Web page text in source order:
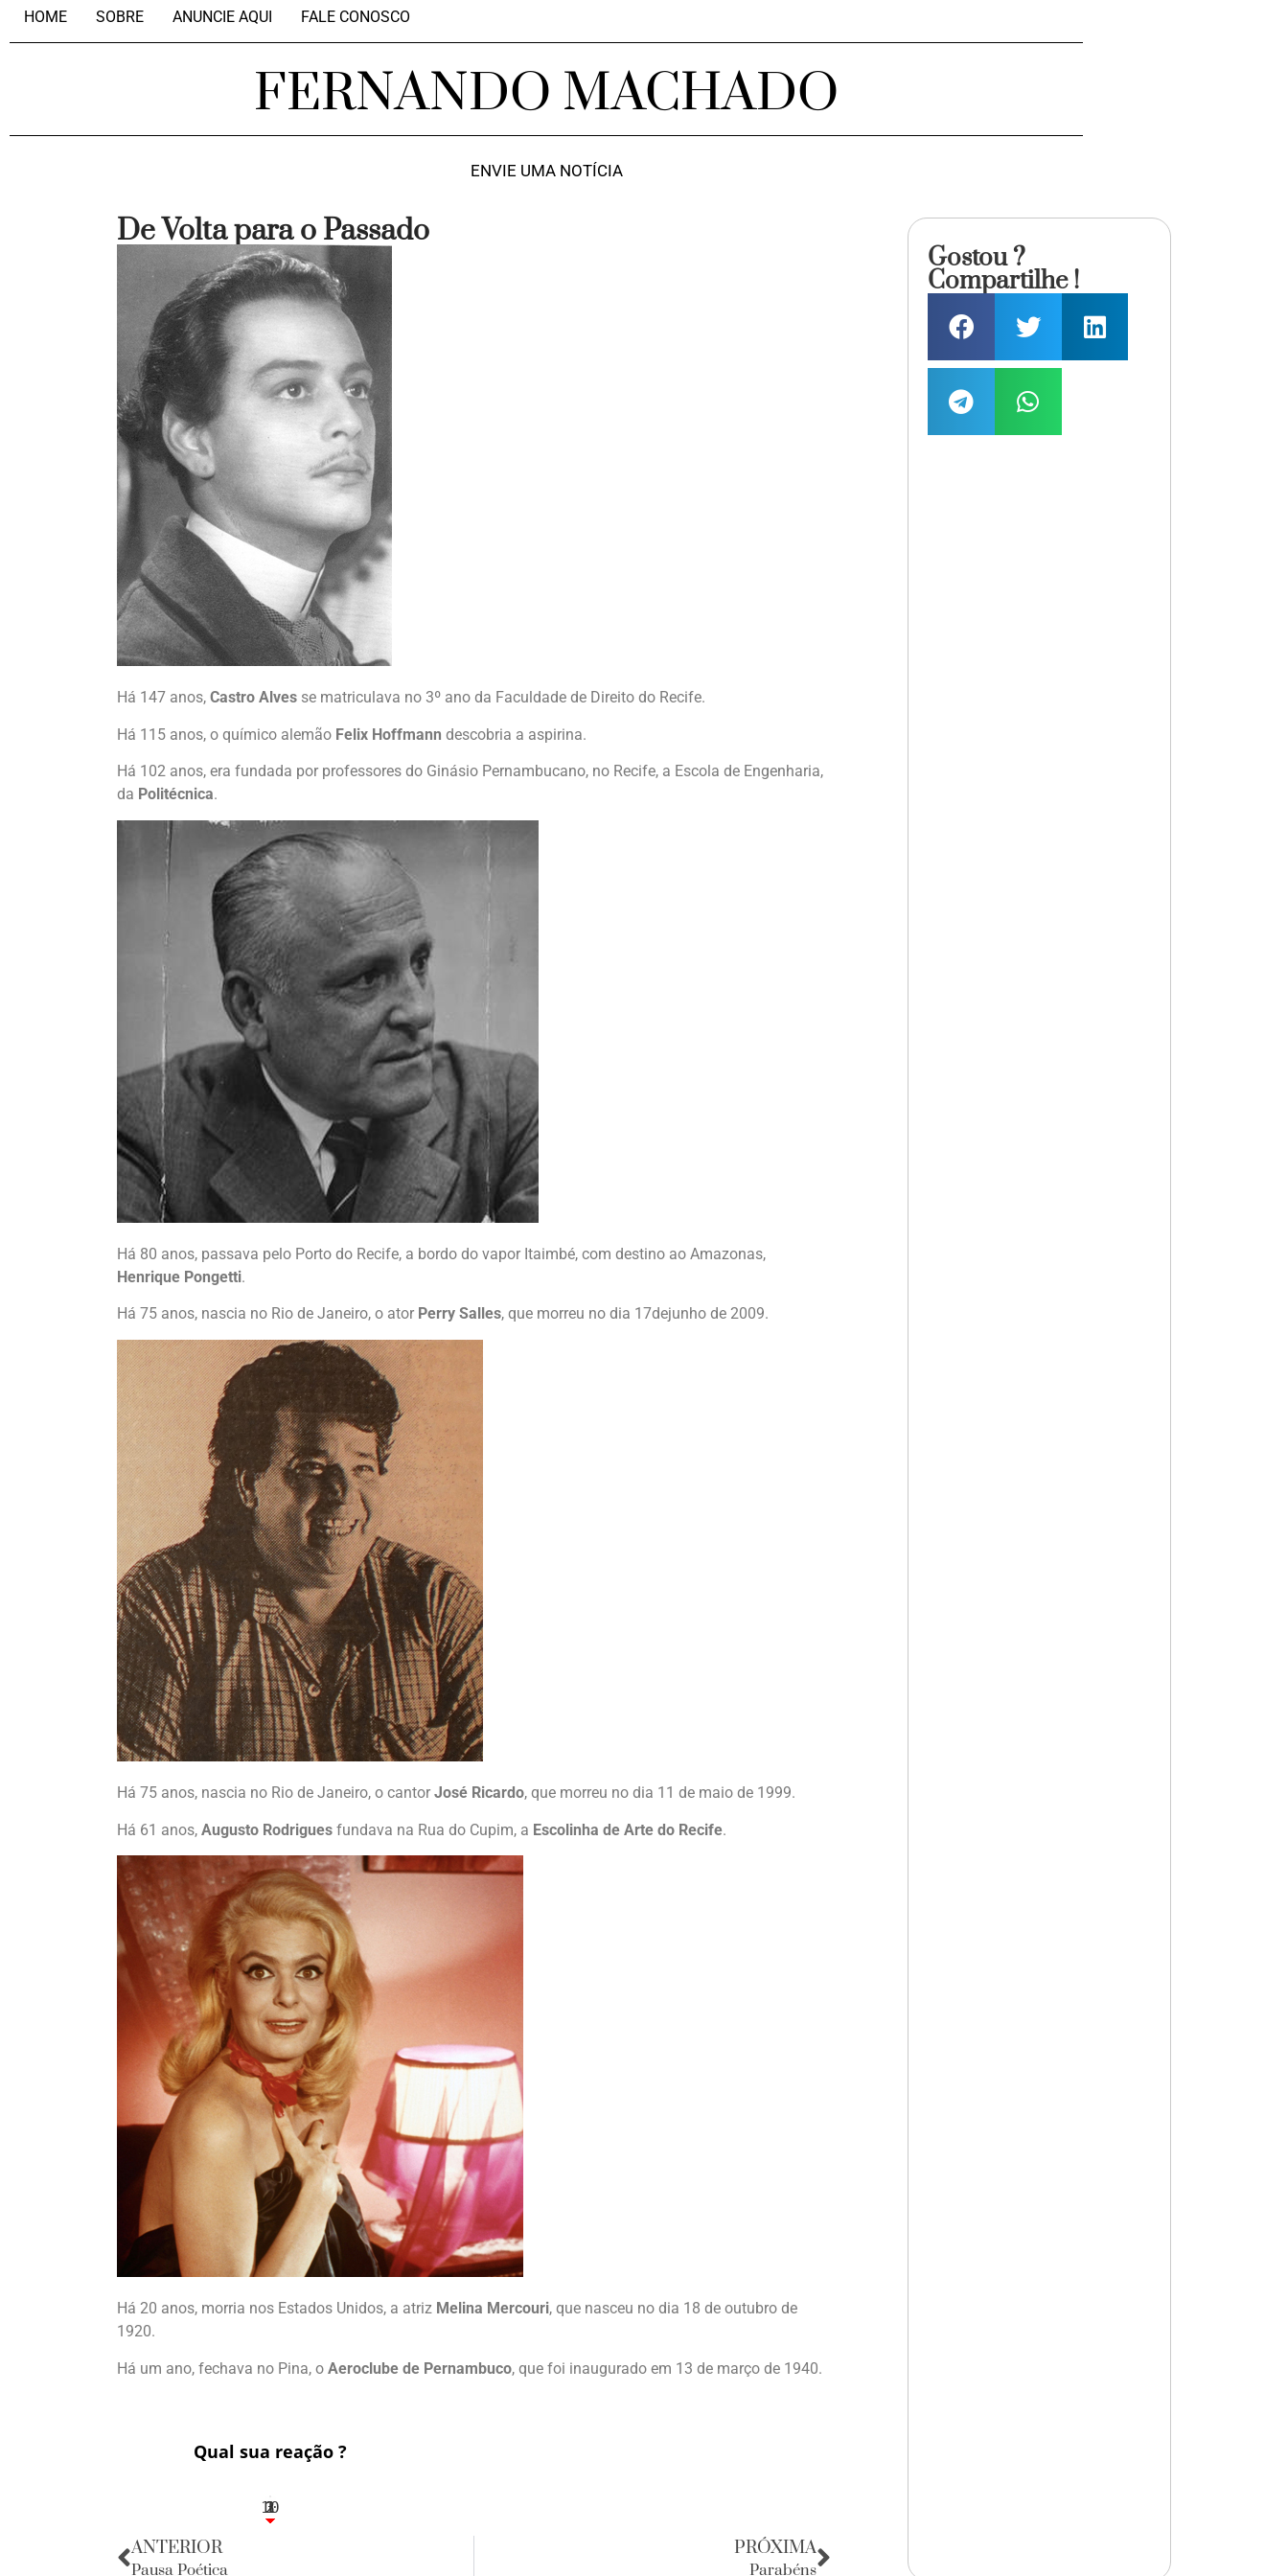
HOME SOBRE ANUNCIE AQUI FALE CONOSCO
FERNANDO MACHADO
ENVIE UMA NOTÍCIA
De Volta para o Passado
Há 147 anos, Castro Alves se matriculava no 3º ano da Faculdade de Direito do Recife.
Há 115 anos, o químico alemão Felix Hoffmann descobria a aspirina.
Há 102 anos, era fundada por professores do Ginásio Pernambucano, no Recife, a Escola de Engenharia,
da Politécnica.
Há 80 anos, passava pelo Porto do Recife, a bordo do vapor Itaimbé, com destino ao Amazonas,
Henrique Pongetti.
Há 75 anos, nascia no Rio de Janeiro, o ator Perry Salles, que morreu no dia 17dejunho de 2009.
Há 75 anos, nascia no Rio de Janeiro, o cantor José Ricardo, que morreu no dia 11 de maio de 1999.
Há 61 anos, Augusto Rodrigues fundava na Rua do Cupim, a Escolinha de Arte do Recife.
Há 20 anos, morria nos Estados Unidos, a atriz Melina Mercouri, que nasceu no dia 18 de outubro de
1920.
Há um ano, fechava no Pina, o Aeroclube de Pernambuco, que foi inaugurado em 13 de março de 1940.
Qual sua reação ?
3
1
1
2
10
ANTERIOR
Pausa Poética
PRÓXIMA
Parabéns
Gostou ?
Compartilhe !